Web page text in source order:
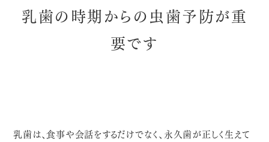
乳歯の時期からの虫歯予防が重
要です
乳歯は、食事や会話をするだけでなく、永久歯が正しく生えて